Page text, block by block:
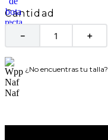
Cantidad
＋
－
¿No encuentras tu talla?